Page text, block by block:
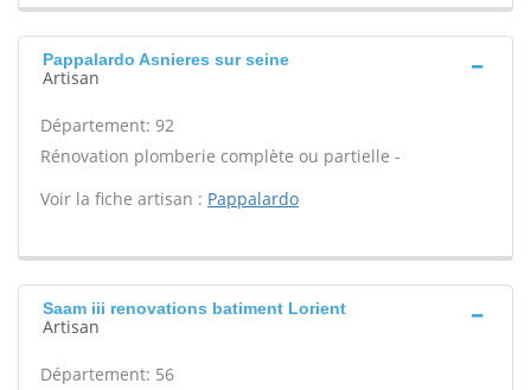
Pappalardo Asnieres sur seine
Artisan
Département: 92
Rénovation plomberie complète ou partielle -
Voir la fiche artisan : Pappalardo
Saam iii renovations batiment Lorient
Artisan
Département: 56